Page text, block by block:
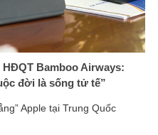
Bamboo Airways:
đời là sống tử tế”
Apple tại Trung Quốc